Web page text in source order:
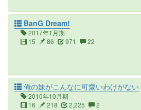
BanG Dream!
2017年1月期
15
86 971 22
俺の妹がこんなに可愛いわけがない
2010年10月期
16
218 2,225 2